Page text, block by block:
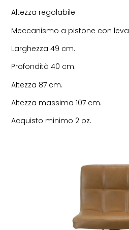
Altezza regolabile
Meccanismo a pistone con leva
Larghezza 49 cm.
Profondità 40 cm.
Altezza 87 cm.
Altezza massima 107 cm.
Acquisto minimo 2 pz.